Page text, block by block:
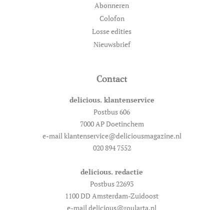
Abonneren
Colofon
Losse edities
Nieuwsbrief
Contact
delicious. klantenservice
Postbus 606
7000 AP Doetinchem
e-mail klantenservice@deliciousmagazine.nl
020 894 7552
delicious. redactie
Postbus 22693
1100 DD Amsterdam-Zuidoost
e-mail delicious@roularta.nl